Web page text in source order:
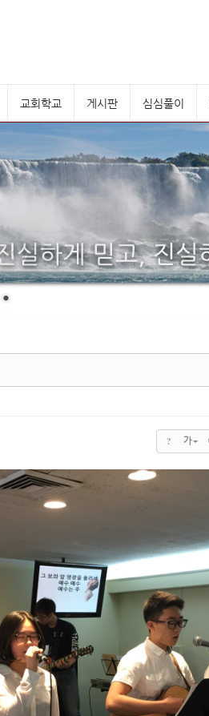
교회학교 게시판 심심풀이
? 가